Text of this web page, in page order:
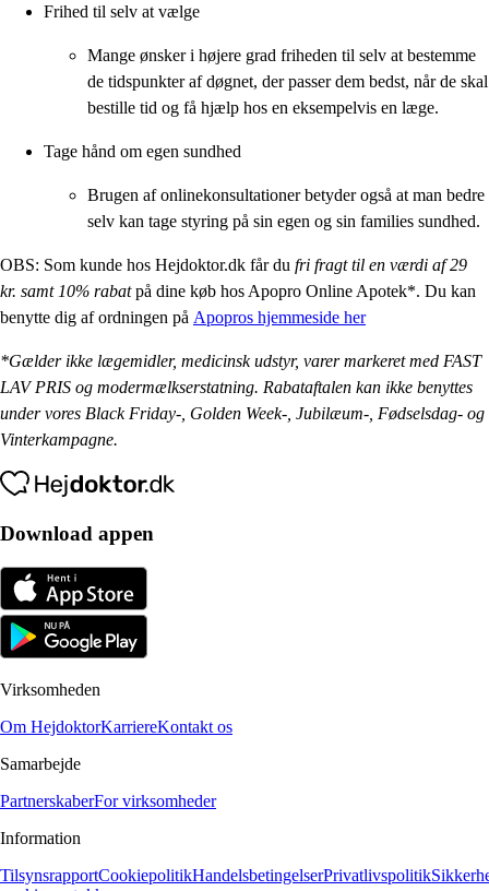
Frihed til selv at vælge
Mange ønsker i højere grad friheden til selv at bestemme
de tidspunkter af døgnet, der passer dem bedst, når de skal
bestille tid og få hjælp hos en eksempelvis en læge.
Tage hånd om egen sundhed
Brugen af ​​onlinekonsultationer betyder også at man bedre
selv kan tage styring på sin egen og sin families sundhed.
OBS: Som kunde hos Hejdoktor.dk får du fri fragt til en værdi af 29
kr. samt 10% rabatpå dine køb hos Apopro Online Apotek*. Du kan
benytte dig af ordningen på Apopros hjemmeside her
*Gælder ikke lægemidler, medicinsk udstyr, varer markeret med FAST
LAV PRIS og modermælkserstatning. Rabataftalen kan ikke benyttes
under vores Black Friday-, Golden Week-, Jubilæum-, Fødselsdag- og
Vinterkampagne.
Download appen
Virksomheden
Om HejdoktorKarriereKontakt os
Samarbejde
PartnerskaberFor virksomheder
Information
TilsynsrapportCookiepolitikHandelsbetingelserPrivatlivspolitik